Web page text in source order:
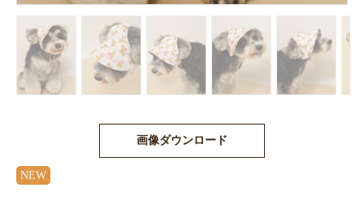
画像ダウンロード
NEW